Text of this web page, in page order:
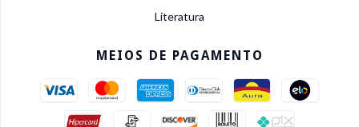
Literatura
MEIOS DE PAGAMENTO